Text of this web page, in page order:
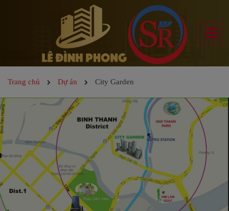
Trang chủ Dự án City Garden